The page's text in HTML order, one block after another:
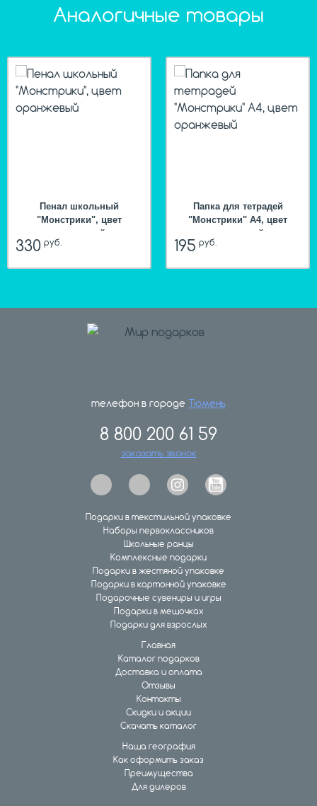
Аналогичные товары
Пенал школьный
"Монстрики", цвет
оранжевый
330руб.
hit
Папка для тетрадей
"Монстрики" А4, цвет
оранжевый
195руб.
телефон в городе Тюмень
8 800 200 61 59
заказать звонок
Подарки в текстильной упаковке
Наборы первоклассников
Школьные ранцы
Комплексные подарки
Подарки в жестяной упаковке
Подарки в картонной упаковке
Подарочные сувениры и игры
Подарки в мешочках
Подарки для взрослых
Главная
Каталог подарков
Доставка и оплата
Отзывы
Контакты
Скидки и акции
Скачать каталог
Наша география
Как оформить заказ
Преимущества
Для дилеров